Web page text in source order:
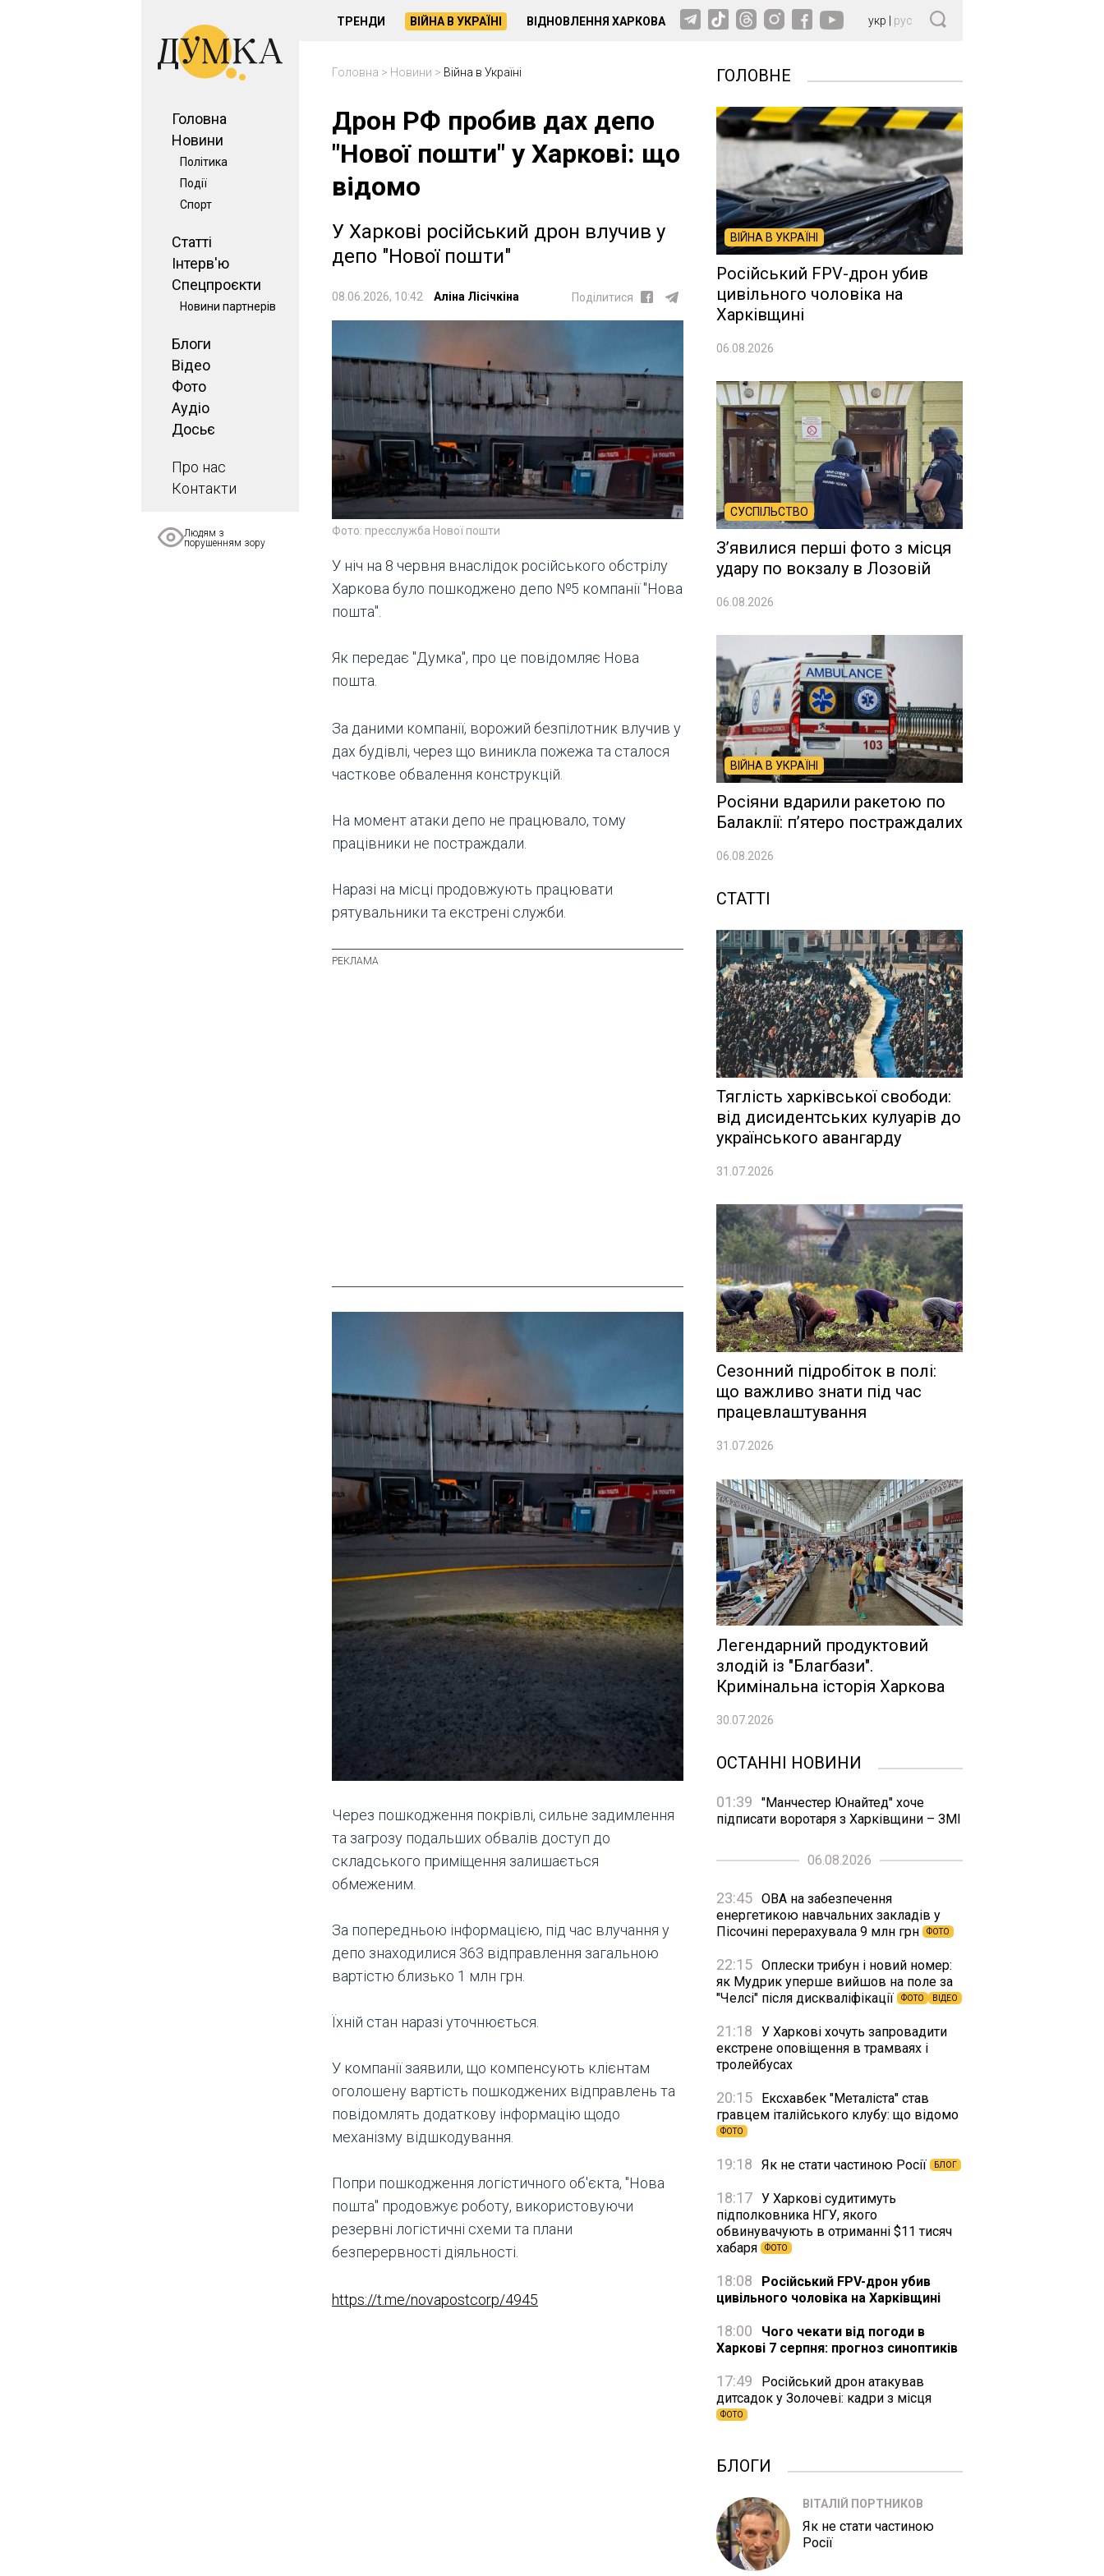
Головна
Новини
Політика
Події
Спорт
Статті
Інтерв'ю
Спецпроєкти
Новини партнерів
Блоги
Відео
Фото
Аудіо
Досьє
Про нас
Контакти
Людям з
порушенням зору
ТРЕНДИ ВІЙНА В УКРАЇНІ ВІДНОВЛЕННЯ ХАРКОВА укр рус
Головна > Новини > Війна в Україні
Дрон РФ пробив дах депо
"Нової пошти" у Харкові: що
відомо
У Харкові російський дрон влучив у
депо "Нової пошти"
08.06.2026, 10:42 Аліна Лісічкіна Поділитися
Фото: пресслужба Нової пошти
У ніч на 8 червня внаслідок російського обстрілу
Харкова було пошкоджено депо №5 компанії "Нова
пошта".
Як передає "Думка", про це повідомляє Нова
пошта.
За даними компанії, ворожий безпілотник влучив у
дах будівлі, через що виникла пожежа та сталося
часткове обвалення конструкцій.
На момент атаки депо не працювало, тому
працівники не постраждали.
Наразі на місці продовжують працювати
рятувальники та екстрені служби.
Через пошкодження покрівлі, сильне задимлення
та загрозу подальших обвалів доступ до
складського приміщення залишається
обмеженим.
За попередньою інформацією, під час влучання у
депо знаходилися 363 відправлення загальною
вартістю близько 1 млн грн.
Їхній стан наразі уточнюється.
У компанії заявили, що компенсують клієнтам
оголошену вартість пошкоджених відправлень та
повідомлять додаткову інформацію щодо
механізму відшкодування.
Попри пошкодження логістичного об'єкта, "Нова
пошта" продовжує роботу, використовуючи
резервні логістичні схеми та плани
безперервності діяльності.
https://t.me/novapostcorp/4945
ГОЛОВНЕ
ВІЙНА В УКРАЇНІ
Російський FPV-дрон убив
цивільного чоловіка на
Харківщині
06.08.2026
СУСПІЛЬСТВО
Зʼявилися перші фото з місця
удару по вокзалу в Лозовій
06.08.2026
ВІЙНА В УКРАЇНІ
Росіяни вдарили ракетою по
Балаклії: п’ятеро постраждалих
06.08.2026
СТАТТІ
Тяглість харківської свободи:
від дисидентських кулуарів до
українського авангарду
31.07.2026
Сезонний підробіток в полі:
що важливо знати під час
працевлаштування
31.07.2026
Легендарний продуктовий
злодій із "Благбази".
Кримінальна історія Харкова
30.07.2026
ОСТАННІ НОВИНИ
01:39
"Манчестер Юнайтед" хоче
підписати воротаря з Харківщини – ЗМІ
06.08.2026
23:45 ОВА на забезпечення
енергетикою навчальних закладів у
Пісочині перерахувала 9 млн грн
ФОТО
22:15 Оплески трибун і новий номер:
як Мудрик уперше вийшов на поле за
"Челсі" після дискваліфікації
ФОТО ВІДЕО
21:18
У Харкові хочуть запровадити
екстрене оповіщення в трамваях і
тролейбусах
20:15
Ексхавбек "Металіста" став
гравцем італійського клубу: що відомо
ФОТО
19:18 Як не стати частиною Росії БЛОГ
18:17 У Харкові судитимуть
підполковника НГУ, якого
обвинувачують в отриманні $11 тисяч
хабаря
ФОТО
18:08
Російський FPV-дрон убив
цивільного чоловіка на Харківщині
18:00
Чого чекати від погоди в
Харкові 7 серпня: прогноз синоптиків
17:49
Російський дрон атакував
дитсадок у Золочеві: кадри з місця
ФОТО
БЛОГИ
ВІТАЛІЙ ПОРТНИКОВ
Як не стати частиною
Росії